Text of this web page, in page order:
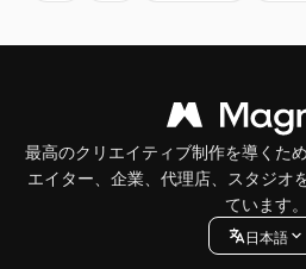
最高のクリエイティブ制作を導くた
エイター、企業、代理店、スタジオ
ています。
日本語